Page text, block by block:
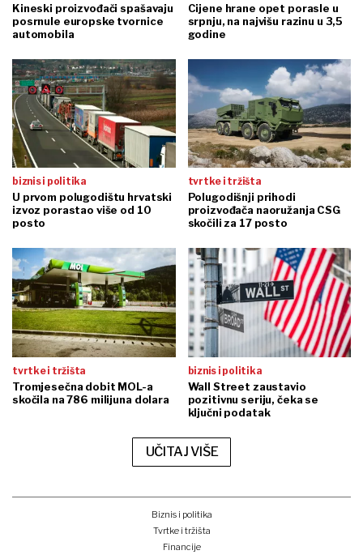
Kineski proizvođači spašavaju
posrnule europske tvornice
automobila
Cijene hrane opet porasle u
srpnju, na najvišu razinu u 3,5
godine
biznis i politika
U prvom polugodištu hrvatski
izvoz porastao više od 10
posto
tvrtke i tržišta
Polugodišnji prihodi
proizvođača naoružanja CSG
skočili za 17 posto
tvrtke i tržišta
Tromjesečna dobit MOL-a
skočila na 786 milijuna dolara
biznis i politika
Wall Street zaustavio
pozitivnu seriju, čeka se
ključni podatak
UČITAJ VIŠE
Biznis i politika
Tvrtke i tržišta
Financije